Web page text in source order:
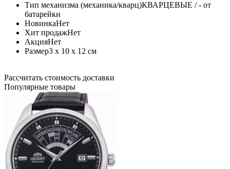
Тип механизма (механика/кварц)КВАРЦЕВЫЕ / - от
батарейки
НовинкаНет
Хит продажНет
АкцияНет
Размер3 x 10 x 12 см
Рассчитать стоимость доставки
Популярные товары